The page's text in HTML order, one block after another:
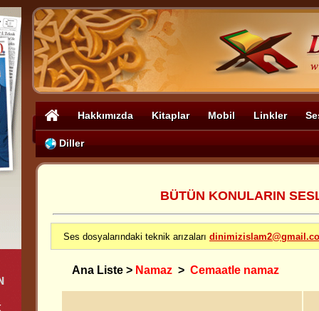
Hakkımızda Kitaplar Mobil Linkler
Diller
BÜTÜN KONULARIN
Ses dosyalarındaki teknik arızaları
Ana Liste > Namaz > Cemaatle namaz